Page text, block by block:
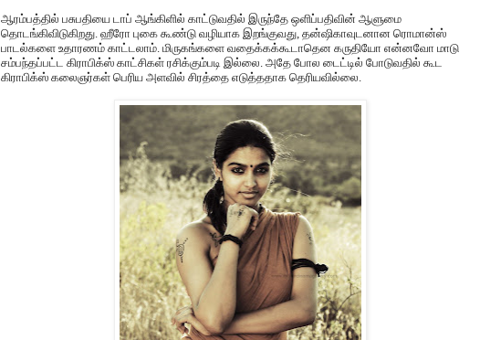
ஆரம்பத்தில் பசுபதியை டாப் ஆங்கிளில் காட்டுவதில் இருந்தே ஒளிப்பதிவின் ஆளுமை
தொடங்கிவிடுகிறது. ஹீரோ புகை கூண்டு வழியாக இறங்குவது, தன்ஷிகாவுடனான ரொமான்ஸ்
பாடல்களை உதாரணம் காட்டலாம். மிருகங்களை வதைக்கக்கூடாதென கருதியோ என்னவோ மாடு
சம்பந்தப்பட்ட கிராபிக்ஸ் காட்சிகள் ரசிக்கும்படி இல்லை. அதே போல டைட்டில் போடுவதில் கூட
கிராபிக்ஸ் கலைஞர்கள் பெரிய அளவில் சிரத்தை எடுத்ததாக தெரியவில்லை.